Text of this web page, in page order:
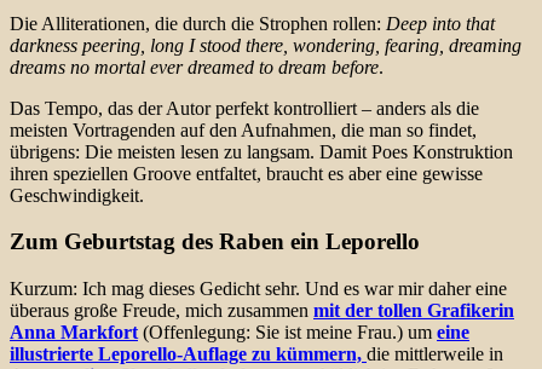
Die Alliterationen, die durch die Strophen rollen: Deep into that
darkness peering, long I stood there, wondering, fearing, dreaming
dreams no mortal ever dreamed to dream before.
Das Tempo, das der Autor perfekt kontrolliert – anders als die
meisten Vortragenden auf den Aufnahmen, die man so findet,
übrigens: Die meisten lesen zu langsam. Damit Poes Konstruktion
ihren speziellen Groove entfaltet, braucht es aber eine gewisse
Geschwindigkeit.
Zum Geburtstag des Raben ein Leporello
Kurzum: Ich mag dieses Gedicht sehr. Und es war mir daher eine
überaus große Freude, mich zusammen mit der tollen Grafikerin
Anna Markfort (Offenlegung: Sie ist meine Frau.) um eine
illustrierte Leporello-Auflage zu kümmern, die mittlerweile in